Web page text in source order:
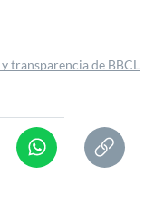
transparencia de BBCL